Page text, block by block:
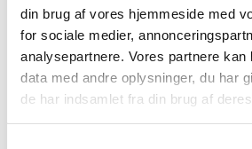
din brug af vores hjemmeside med
for sociale medier,
analysepartnere. Vores partnere kan
data med andre oplysninger, du har
de har indsamlet fra din brug af